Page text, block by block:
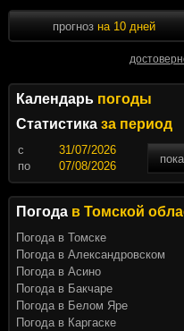
прогноз на 10 дней
Календарь погоды
Статистика за период
c
по
Погода в Томской
Погода в Томске
Погода в Александровском
Погода в Асино
Погода в Бакчаре
Погода в Белом Яре
Погода в Каргаске